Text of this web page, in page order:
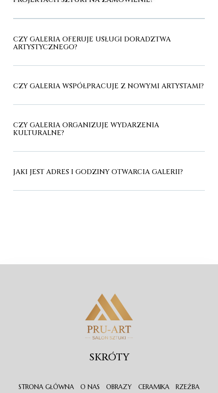
CZY GALERIA OFERUJE USŁUGI DORADZTWA
ARTYSTYCZNEGO?
CZY GALERIA WSPÓŁPRACUJE Z NOWYMI ARTYSTAMI?
CZY GALERIA ORGANIZUJE WYDARZENIA
KULTURALNE?
JAKI JEST ADRES I GODZINY OTWARCIA GALERII?
SKRÓTY
STRONA GŁÓWNA O NAS OBRAZY CERAMIKA
RZEŹBA